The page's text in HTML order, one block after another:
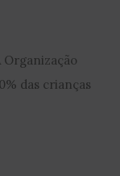
das crianças